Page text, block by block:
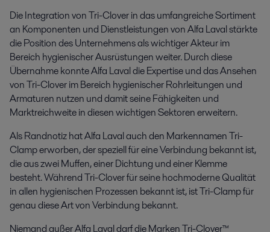
Die Integration von Tri-Clover in das umfangreiche Sortiment
an Komponenten und Dienstleistungen von Alfa Laval stärkte
die Position des Unternehmens als wichtiger Akteur im
Bereich hygienischer Ausrüstungen weiter. Durch diese
Übernahme konnte Alfa Laval die Expertise und das Ansehen
von Tri-Clover im Bereich hygienischer Rohrleitungen und
Armaturen nutzen und damit seine Fähigkeiten und
Marktreichweite in diesen wichtigen Sektoren erweitern.
Als Randnotiz hat Alfa Laval auch den Markennamen Tri-
Clamp erworben, der speziell für eine Verbindung bekannt ist,
die aus zwei Muffen, einer Dichtung und einer Klemme
besteht. Während Tri-Clover für seine hochmoderne Qualität
in allen hygienischen Prozessen bekannt ist, ist Tri-Clamp für
genau diese Art von Verbindung bekannt.
Niemand außer Alfa Laval darf die Marken Tri-Clover™